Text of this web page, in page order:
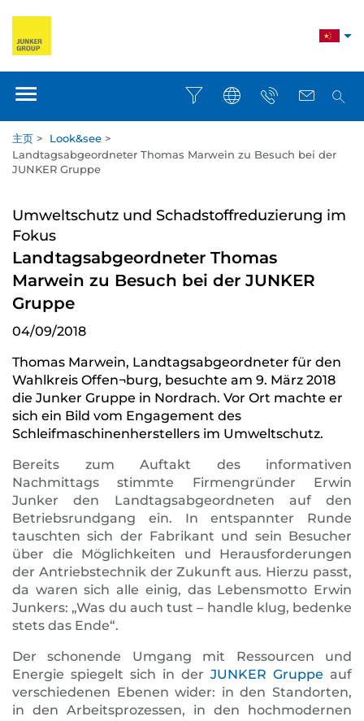
主页 > Look&see >
Landtagsabgeordneter Thomas Marwein zu Besuch bei der
JUNKER Gruppe
Umweltschutz und Schadstoffreduzierung im
Fokus
Landtagsabgeordneter Thomas
Marwein zu Besuch bei der JUNKER
Gruppe
04/09/2018
Thomas Marwein, Landtagsabgeordneter für den
Wahlkreis Offen¬burg, besuchte am 9. März 2018
die Junker Gruppe in Nordrach. Vor Ort machte er
sich ein Bild vom Engagement des
Schleifmaschinenherstellers im Umweltschutz.
Bereits zum Auftakt des informativen
Nachmittags stimmte Firmengründer Erwin
Junker den Landtagsabgeordneten auf den
Betriebsrundgang ein. In entspannter Runde
tauschten sich der Fabrikant und sein Besucher
über die Möglichkeiten und Herausforderungen
der Antriebstechnik der Zukunft aus. Hierzu passt,
da waren sich alle einig, das Lebensmotto Erwin
Junkers: „Was du auch tust – handle klug, bedenke
stets das Ende“.
Der schonende Umgang mit Ressourcen und
Energie spiegelt sich in der JUNKER Gruppe auf
verschiedenen Ebenen wider: in den Standorten,
in den Arbeitsprozessen, in den hochmodernen